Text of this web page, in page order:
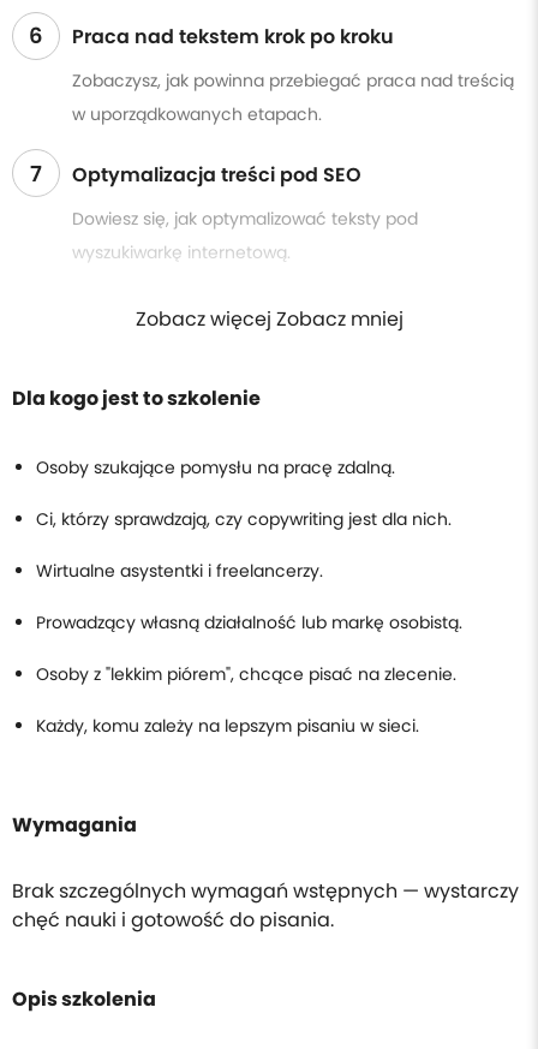
6 Praca nad tekstem krok po kroku
Zobaczysz, jak powinna przebiegać praca nad treścią
w uporządkowanych etapach.
7 Optymalizacja treści pod SEO
Dowiesz się, jak optymalizować teksty pod
wyszukiwarkę internetową.
Zobacz więcej Zobacz mniej
Dla kogo jest to szkolenie
Osoby szukające pomysłu na pracę zdalną.
Ci, którzy sprawdzają, czy copywriting jest dla nich.
Wirtualne asystentki i freelancerzy.
Prowadzący własną działalność lub markę osobistą.
Osoby z "lekkim piórem", chcące pisać na zlecenie.
Każdy, komu zależy na lepszym pisaniu w sieci.
Wymagania
Brak szczególnych wymagań wstępnych — wystarczy
chęć nauki i gotowość do pisania.
Opis szkolenia